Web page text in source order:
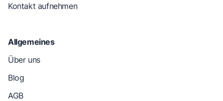
Kontakt aufnehmen
Allgemeines
Über uns
Blog
AGB